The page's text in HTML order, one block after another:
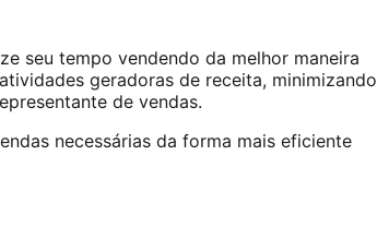
seu tempo vendendo da melhor maneira
geradoras de receita, minimizando
de vendas.
necessárias da forma mais eficiente